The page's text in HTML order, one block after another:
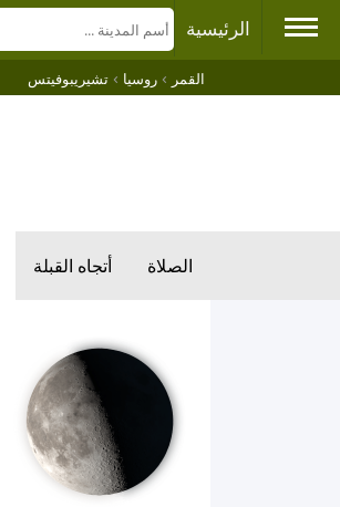
الرئيسية
القمر › روسيا › تشيريبوفيتس
الصلاة أتجاه القبلة